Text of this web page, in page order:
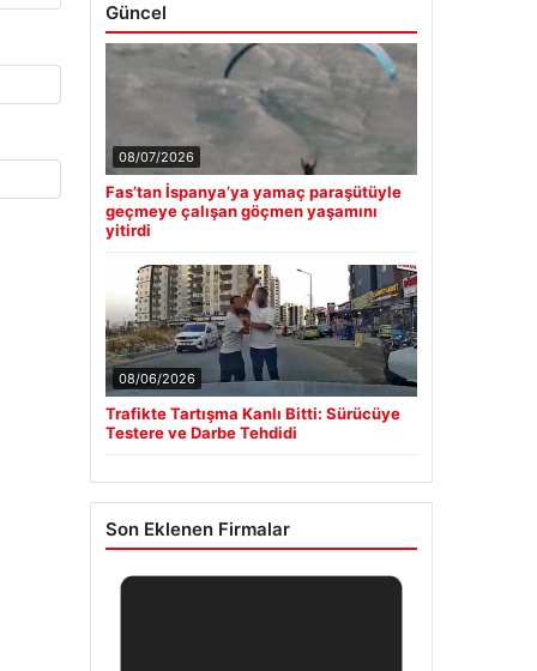
Güncel
08/07/2026
Fas’tan İspanya’ya yamaç paraşütüyle
geçmeye çalışan göçmen yaşamını
yitirdi
08/06/2026
Trafikte Tartışma Kanlı Bitti: Sürücüye
Testere ve Darbe Tehdidi
Son Eklenen Firmalar